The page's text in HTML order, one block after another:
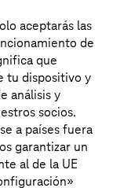
datos de
en una
de análisis
en qué
flujos y silos de
migrar. La
y de
necesarias. Tus
legalmente
aceptarás las
de
que
tu dispositivo y
análisis y
socios.
a países fuera
garantizar un
al de la UE